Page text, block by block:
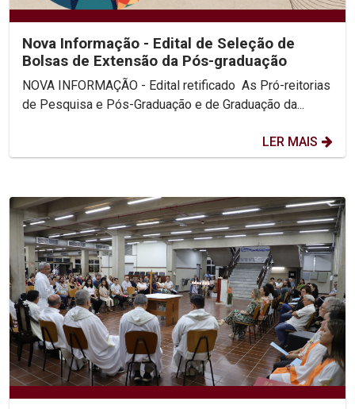
Nova Informação - Edital de Seleção de
Bolsas de Extensão da Pós-graduação
NOVA INFORMAÇÃO - Edital retificado As Pró-reitorias
de Pesquisa e Pós-Graduação e de Graduação da...
LER MAIS